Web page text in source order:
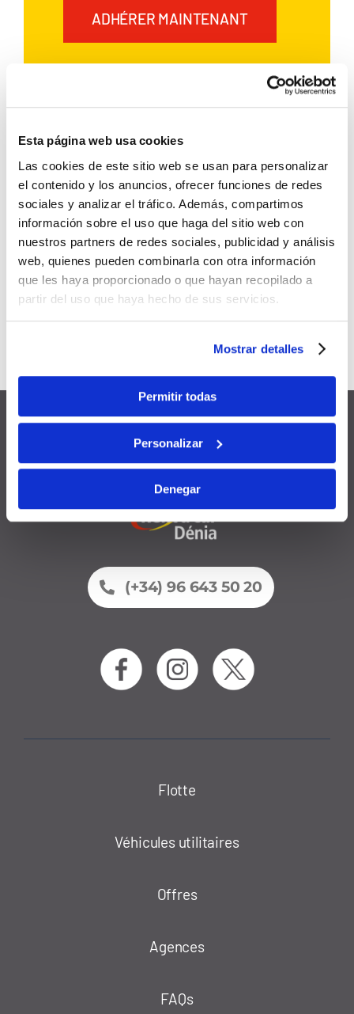
Esta página web usa cookies
Las cookies de este sitio web se usan para personalizar
el contenido y los anuncios, ofrecer funciones de redes
sociales y analizar el tráfico. Además, compartimos
información sobre el uso que haga del sitio web con
nuestros partners de redes sociales, publicidad y análisis
web, quienes pueden combinarla con otra información
que les haya proporcionado o que hayan recopilado a
partir del uso que haya hecho de sus servicios.
Mostrar detalles
Permitir todas
Personalizar
Denegar
ADHÉRER MAINTENANT
Si vous avez déjà loué une voiture
inscrivez‑vous et profitez
d’avantages exclusifs:
5 % de remise
Applicable àtoutes vos
réservationsfutures
Cumulableavec d’autres
à compter de la
(+34) 96 643 50 20
Flotte
Véhicules utilitaires
Offres
Agences
FAQs